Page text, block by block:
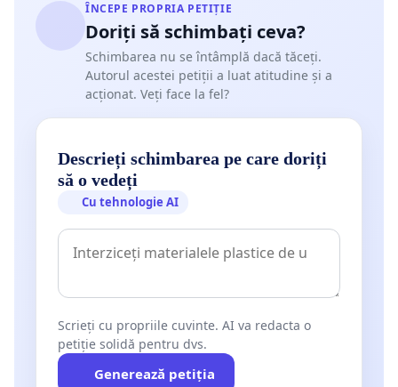
ÎNCEPE PROPRIA PETIȚIE
Doriți să schimbați ceva?
Schimbarea nu se întâmplă dacă tăceți.
Autorul acestei petiții a luat atitudine și a
acționat. Veți face la fel?
Descrieți schimbarea pe care doriți
să o vedeți
Cu tehnologie AI
Scrieți cu propriile cuvinte. AI va redacta o
petiție solidă pentru dvs.
Generează petiția